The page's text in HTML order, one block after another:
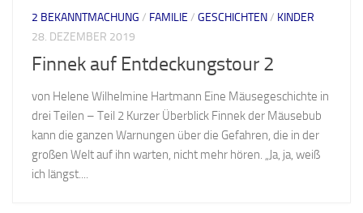
2 BEKANNTMACHUNG / FAMILIE / GESCHICHTEN/ KINDER
28. DEZEMBER 2019
Finnek auf Entdeckungstour 2
von Helene Wilhelmine Hartmann Eine Mäusegeschichte in
drei Teilen – Teil 2 Kurzer Überblick Finnek der Mäusebub
kann die ganzen Warnungen über die Gefahren, die in der
großen Welt auf ihn warten, nicht mehr hören. „Ja, ja, weiß
ich längst....